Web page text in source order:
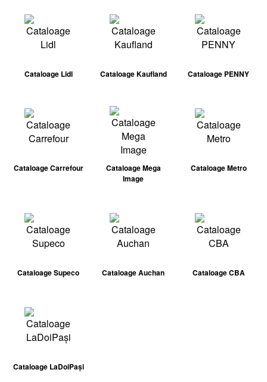
Cataloage Lidl Cataloage Kaufland Cataloage PENNY
Cataloage Carrefour
Cataloage Mega
Image
Cataloage Metro
Cataloage Supeco Cataloage Auchan Cataloage CBA
Cataloage LaDoiPași